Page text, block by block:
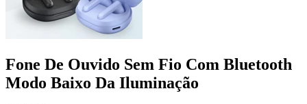
Fone De Ouvido Sem Fio Com Bluetooth
Modo Baixo Da Iluminação